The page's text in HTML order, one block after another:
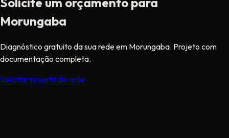
Morungaba
Diagnóstico gratuito da sua rede em Morungaba. Projeto com
documentação completa.
Solicitar projeto de rede